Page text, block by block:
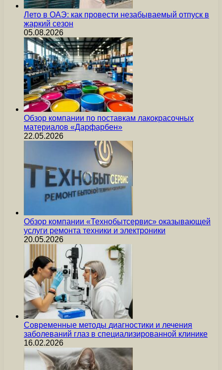
Лето в ОАЭ: как провести незабываемый отпуск в
жаркий сезон
05.08.2026
Обзор компании по поставкам лакокрасочных
материалов «Дарфарбен»
22.05.2026
Обзор компании «Технобытсервис» оказывающей
услуги ремонта техники и электроники
20.05.2026
Современные методы диагностики и лечения
заболеваний глаз в специализированной клинике
16.02.2026